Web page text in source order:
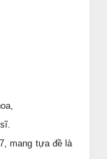
mang tựa đề là